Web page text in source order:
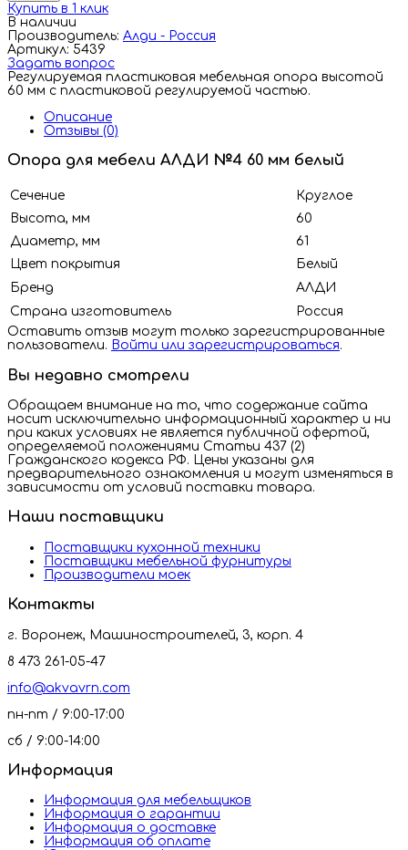
Купить в 1 клик
В наличии
Производитель: Алди - Россия
Артикул: 5439
Задать вопрос
Регулируемая пластиковая мебельная опора высотой
60 мм с пластиковой регулируемой частью.
Описание
Отзывы (0)
Опора для мебели АЛДИ №4 60 мм белый
Сечение
Круглое
Высота, мм
60
Диаметр, мм
61
Цвет покрытия
Белый
Бренд
АЛДИ
Страна изготовитель
Россия
Оставить отзыв могут только зарегистрированные
пользователи. Войти или зарегистрироваться.
Вы недавно смотрели
Обращаем внимание на то, что содержание сайта
носит исключительно информационный характер и ни
при каких условиях не является публичной офертой,
определяемой положениями Статьи 437 (2)
Гражданского кодекса РФ. Цены указаны для
предварительного ознакомления и могут изменяться в
зависимости от условий поставки товара.
Наши поставщики
Поставщики кухонной техники
Поставщики мебельной фурнитуры
Производители моек
Контакты
г. Воронеж, Машиностроителей, 3, корп. 4
8 473 261-05-47
info@akvavrn.com
пн-пт / 9:00-17:00
сб / 9:00-14:00
Информация
Информация для мебельщиков
Информация о гарантии
Информация о доставке
Информация об оплате